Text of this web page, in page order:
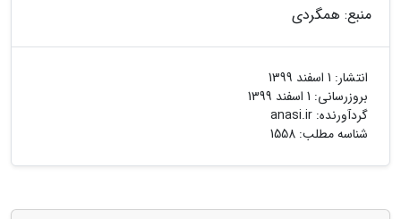
منبع: همگردی
انتشار: 1 اسفند 1399
بروزرسانی: 1 اسفند 1399
گردآورنده: anasi.ir
شناسه مطلب: 1558